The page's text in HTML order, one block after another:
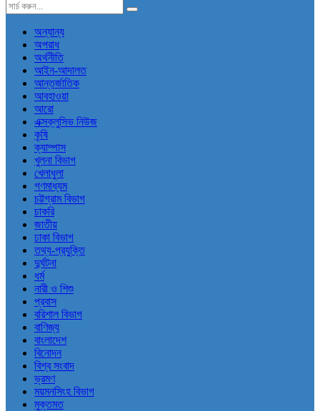
অন্যান্য
অপরাধ
অর্থনীতি
আইন-আদালত
আন্তর্জাতিক
আবহাওয়া
আরো
এক্সক্লুসিভ নিউজ
কৃষি
ক্যাম্পাস
খুলনা বিভাগ
খেলাধুলা
গণমাধ্যম
চট্টগ্রাম বিভাগ
চাকরি
জাতীয়
ঢাকা বিভাগ
তথ্য-প্রযুক্তি
দুর্ঘটনা
ধর্ম
নারী ও শিশু
প্রবাস
বরিশাল বিভাগ
বাণিজ্য
বাংলাদেশ
বিনোদন
বিশ্ব সংবাদ
ভ্রমণ
ময়মনসিংহ বিভাগ
মুক্তমত